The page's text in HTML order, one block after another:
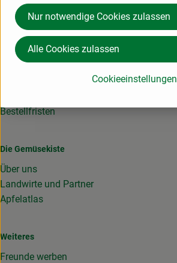
06158 941740
info@diegemuesekiste.de
Lieferservice
Bestellfristen
Die Gemüsekiste
Über uns
Landwirte und Partner
Apfelatlas
Weiteres
Freunde werben
Cookieeinstellungen
Nur notwendige Cookies zulassen
Alle Cookies zulassen